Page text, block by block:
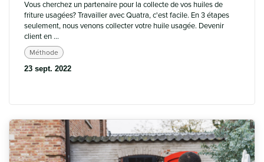
Vous cherchez un partenaire pour la collecte de vos huiles de
friture usagées? Travailler avec Quatra, c'est facile. En 3 étapes
seulement, nous venons collecter votre huile usagée. Devenir
client en ...
Méthode
23 sept. 2022